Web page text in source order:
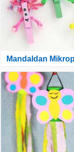
Mandaldan Mikrop